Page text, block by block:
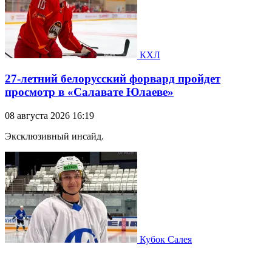
КХЛ
27-летний белорусский форвард пройдет
просмотр в «Салавате Юлаеве»
08 августа 2026 16:19
Эксклюзивный инсайд.
Кубок Салея